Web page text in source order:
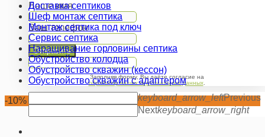
Ваше имя
Ваш телефон
Отправить
Заполняя форму, Вы даёте согласие на
обработку ваших персональных данных.
keyboard_arrow_leftPrevious
Nextkeyboard_arrow_right
Доставка септиков
Шеф монтаж септика
Монтаж септика под ключ
Сервис септика
Наращивание горловины септика
Обустройство колодца
Обустройство скважин (кессон)
Обустройство скважин с адаптером
-10%